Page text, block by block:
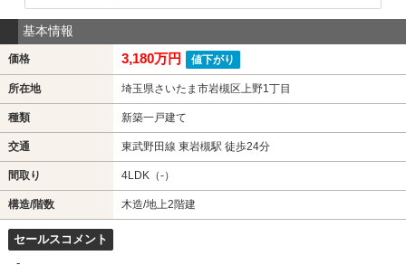
基本情報
価格 3,180万円 値下がり
所在地 埼玉県さいたま市岩槻区上野1丁目
種類 新築一戸建て
交通 東武野田線 東岩槻駅 徒歩24分
間取り 4LDK（-）
構造/階数 木造/地上2階建
セールスコメント